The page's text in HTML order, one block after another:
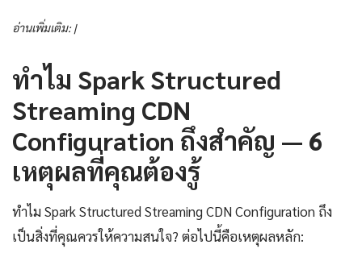
อ่านเพิ่มเติม: |
ทำไม Spark Structured
Streaming CDN
Configuration ถึงสำคัญ — 6
เหตุผลที่คุณต้องรู้
ทำไม Spark Structured Streaming CDN Configuration ถึง
เป็นสิ่งที่คุณควรให้ความสนใจ? ต่อไปนี้คือเหตุผลหลัก: